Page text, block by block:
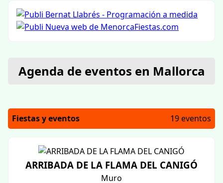
Agenda de eventos en Mallorca
Fiestas y eventos 19 eventos